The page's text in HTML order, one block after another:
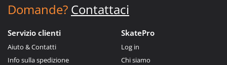
Domande? Contattaci
Servizio clienti
Aiuto & Contatti
Info sulla spedizione
SkatePro
Log in
Chi siamo